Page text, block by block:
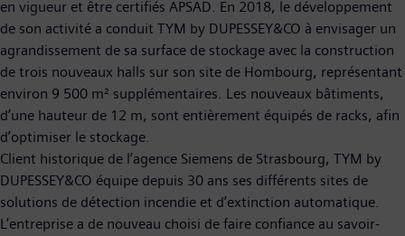
en vigueur et être certifiés APSAD. En 2018, le développement
de son activité a conduit TYM by DUPESSEY&CO à envisager un
agrandissement de sa surface de stockage avec la construction
de trois nouveaux halls sur son site de Hombourg, représentant
environ 9 500 m² supplémentaires. Les nouveaux bâtiments,
d’une hauteur de 12 m, sont entièrement équipés de racks, afin
d’optimiser le stockage.
Client historique de l’agence Siemens de Strasbourg, TYM by
DUPESSEY&CO équipe depuis 30 ans ses différents sites de
solutions de détection incendie et d’extinction automatique.
L’entreprise a de nouveau choisi de faire confiance au savoir-